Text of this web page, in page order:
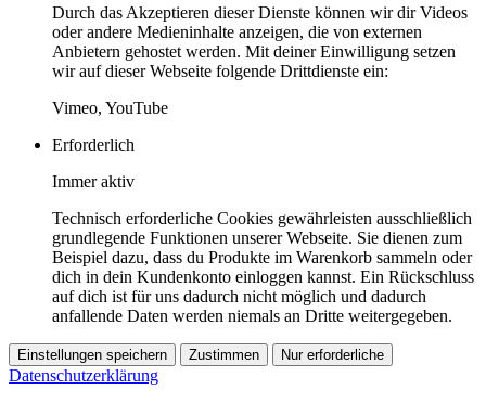
Durch das Akzeptieren dieser Dienste können wir dir Videos
oder andere Medieninhalte anzeigen, die von externen
Anbietern gehostet werden. Mit deiner Einwilligung setzen
wir auf dieser Webseite folgende Drittdienste ein:
Vimeo, YouTube
Erforderlich
Immer aktiv
Technisch erforderliche Cookies gewährleisten ausschließlich
grundlegende Funktionen unserer Webseite. Sie dienen zum
Beispiel dazu, dass du Produkte im Warenkorb sammeln oder
dich in dein Kundenkonto einloggen kannst. Ein Rückschluss
auf dich ist für uns dadurch nicht möglich und dadurch
anfallende Daten werden niemals an Dritte weitergegeben.
Einstellungen speichern Zustimmen Nur erforderliche
Datenschutzerklärung